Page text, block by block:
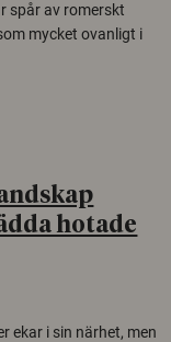
spår av romerskt
mycket ovanligt i
hotade
ekar i sin närhet, men